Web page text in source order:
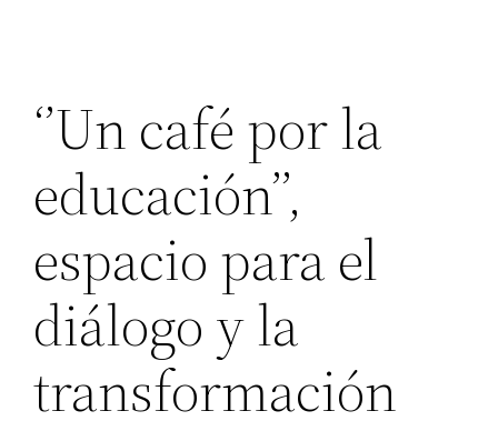
‘’Un café por la
educación’’,
espacio para el
diálogo y la
transformación